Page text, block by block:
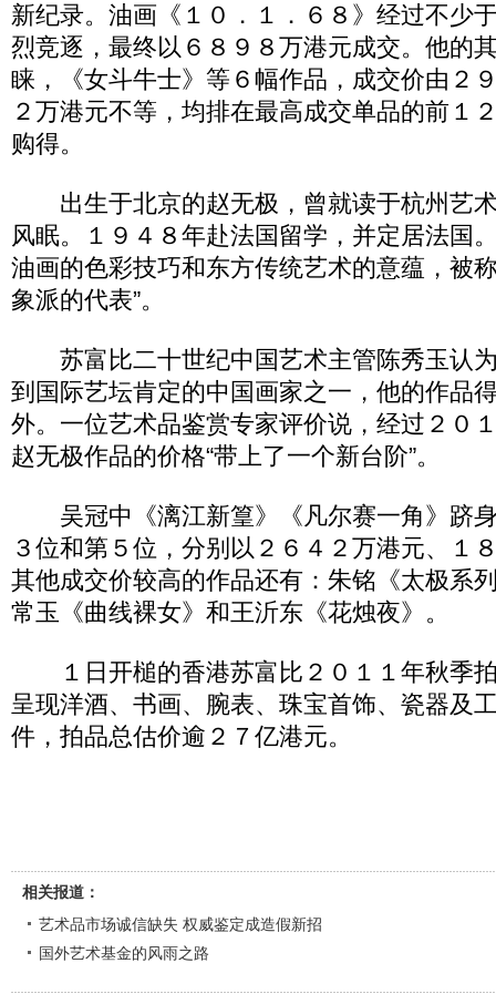
新纪录。油画《１０．１．６８》经过不少
烈竞逐，最终以６８９８万港元成交。他的
睐，《女斗牛士》等６幅作品，成交价由２
２万港元不等，均排在最高成交单品的前１
购得。
出生于北京的赵无极，曾就读于杭州艺
风眠。１９４８年赴法国留学，并定居法国
油画的色彩技巧和东方传统艺术的意蕴，被
象派的代表”。
苏富比二十世纪中国艺术主管陈秀玉认
到国际艺坛肯定的中国画家之一，他的作品
外。一位艺术品鉴赏专家评价说，经过２０
赵无极作品的价格“带上了一个新台阶”。
吴冠中《漓江新篁》《凡尔赛一角》跻
３位和第５位，分别以２６４２万港元、１
其他成交价较高的作品还有：朱铭《太极
常玉《曲线裸女》和王沂东《花烛夜》。
１日开槌的香港苏富比２０１１年秋季
呈现洋酒、书画、腕表、珠宝首饰、瓷器及
件，拍品总估价逾２７亿港元。
相关报道：
艺术品市场诚信缺失 权威鉴定成造假新招
国外艺术基金的风雨之路